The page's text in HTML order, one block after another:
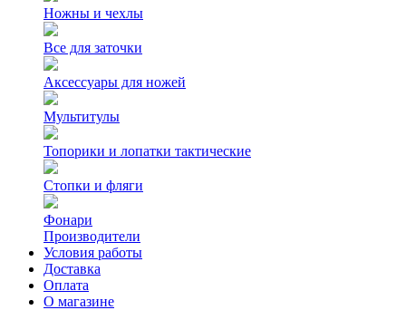
Ножны и чехлы
Все для заточки
Аксессуары для ножей
Мультитулы
Топорики и лопатки тактические
Стопки и фляги
Фонари
Производители
Условия работы
Доставка
Оплата
О магазине